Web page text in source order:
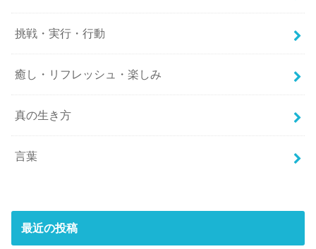
挑戦・実行・行動
癒し・リフレッシュ・楽しみ
真の生き方
言葉
最近の投稿